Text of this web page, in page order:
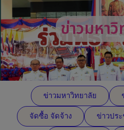
ข่าวมหา
ข่าวมหาวิทยาลัย
จัดซื้อ จัดจ้าง ข่าวปร